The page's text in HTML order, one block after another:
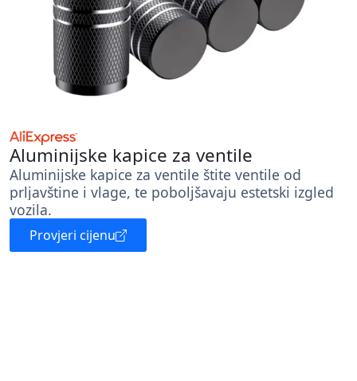
Aluminijske kapice za ventile
Aluminijske kapice za ventile štite ventile od
prljavštine i vlage, te poboljšavaju estetski izgled
vozila.
Provjeri cijenu